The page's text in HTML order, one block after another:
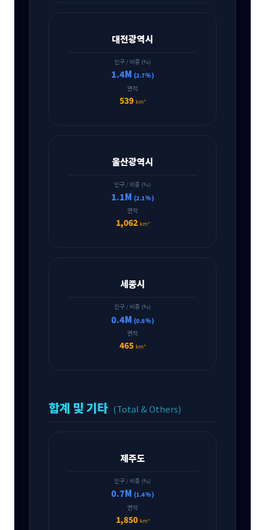
대전광역시
인구 / 비중 (%)
1.4M (2.7%)
면적
539 km²
울산광역시
인구 / 비중 (%)
1.1M (2.1%)
면적
1,062 km²
세종시
인구 / 비중 (%)
0.4M (0.8%)
면적
465 km²
합계 및 기타 (Total & Others)
제주도
인구 / 비중 (%)
0.7M (1.4%)
면적
1,850 km²